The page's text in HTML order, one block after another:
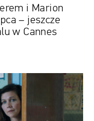
i Marion
– jeszcze
w Cannes